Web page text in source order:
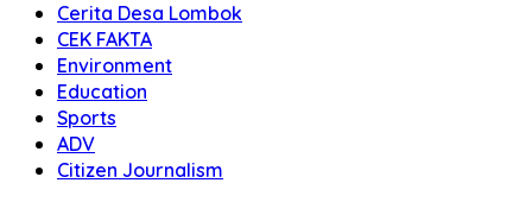
Cerita Desa Lombok
CEK FAKTA
Environment
Education
Sports
ADV
Citizen Journalism